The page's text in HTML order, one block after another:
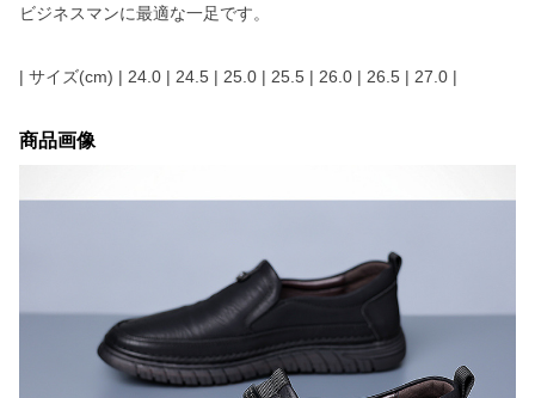
ビジネスマンに最適な一足です。
| サイズ(cm) | 24.0 | 24.5 | 25.0 | 25.5 | 26.0 | 26.5 | 27.0 |
商品画像